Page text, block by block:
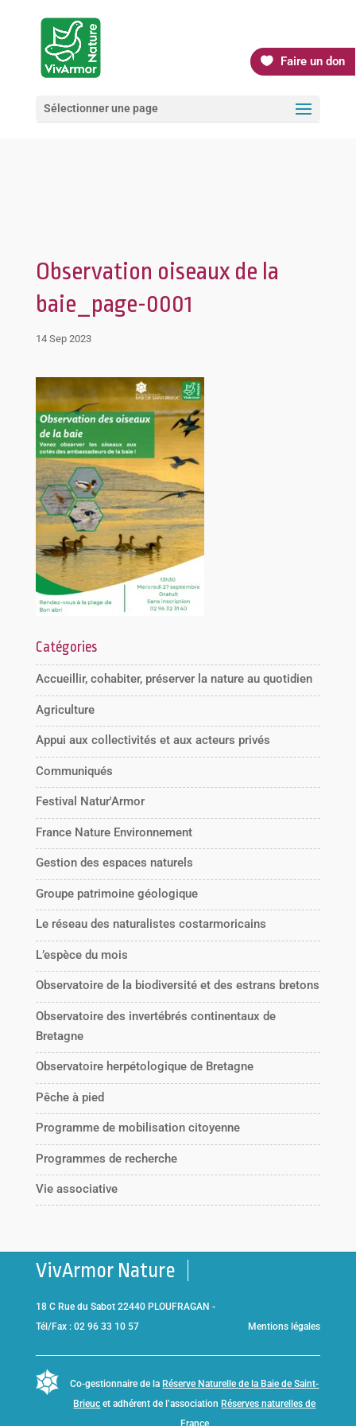
Faire un don
Sélectionner une page
Observation oiseaux de la
baie_page-0001
14 Sep 2023
Catégories
Accueillir, cohabiter, préserver la nature au quotidien
Agriculture
Appui aux collectivités et aux acteurs privés
Communiqués
Festival Natur'Armor
France Nature Environnement
Gestion des espaces naturels
Groupe patrimoine géologique
Le réseau des naturalistes costarmoricains
L’espèce du mois
Observatoire de la biodiversité et des estrans bretons
Observatoire des invertébrés continentaux de
Bretagne
Observatoire herpétologique de Bretagne
Pêche à pied
Programme de mobilisation citoyenne
Programmes de recherche
Vie associative
VivArmor Nature
18 C Rue du Sabot 22440 PLOUFRAGAN -
Tél/Fax : 02 96 33 10 57
Mentions légales
Co-gestionnaire de la Réserve Naturelle de la Baie de Saint-
Brieuc et adhérent de l’association Réserves naturelles de